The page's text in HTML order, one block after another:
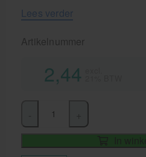
Lees verder
Artikelnummer
2,44
In